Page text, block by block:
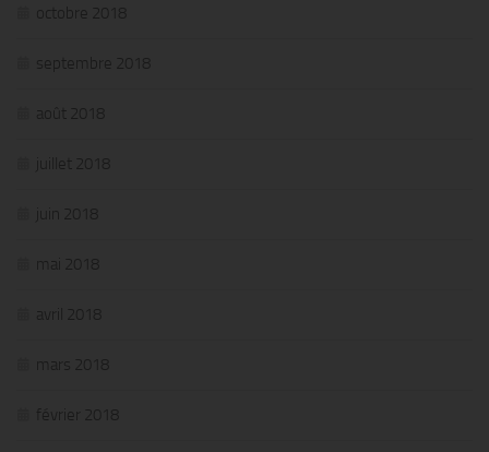
octobre 2018
septembre 2018
août 2018
juillet 2018
juin 2018
mai 2018
avril 2018
mars 2018
février 2018